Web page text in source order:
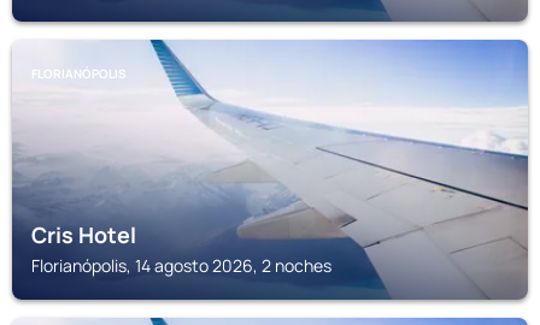
FLORIANÓPOLIS
Cris Hotel
Florianópolis, 14 agosto 2026, 2 noches